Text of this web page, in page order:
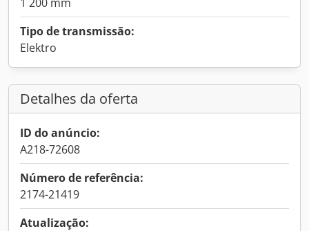
Tipo de transmissão:
Elektro
Detalhes da oferta
ID do anúncio:
A218-72608
Número de referência:
2174-21419
Atualização: